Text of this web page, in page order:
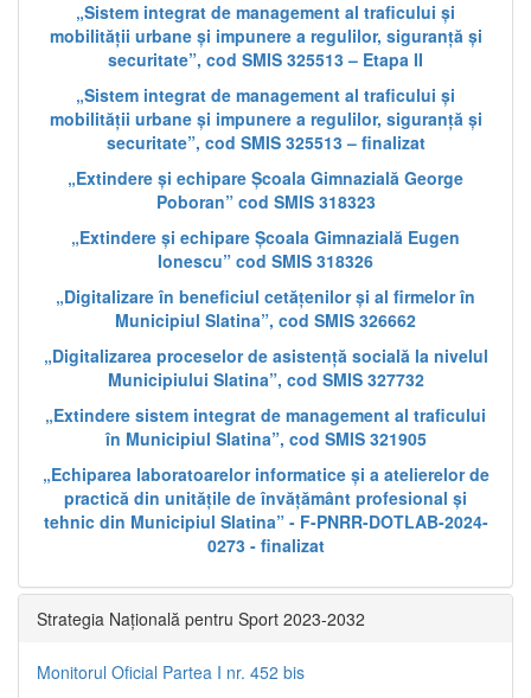
„Sistem integrat de management al traficului și
mobilității urbane și impunere a regulilor, siguranță și
securitate”, cod SMIS 325513 – Etapa II
„Sistem integrat de management al traficului și
mobilității urbane și impunere a regulilor, siguranță și
securitate”, cod SMIS 325513 – finalizat
„Extindere și echipare Școala Gimnazială George
Poboran” cod SMIS 318323
„Extindere și echipare Școala Gimnazială Eugen
Ionescu” cod SMIS 318326
„Digitalizare în beneficiul cetățenilor și al firmelor în
Municipiul Slatina”, cod SMIS 326662
„Digitalizarea proceselor de asistență socială la nivelul
Municipiului Slatina”, cod SMIS 327732
„Extindere sistem integrat de management al traficului
în Municipiul Slatina”, cod SMIS 321905
„Echiparea laboratoarelor informatice și a atelierelor de
practică din unitățile de învățământ profesional și
tehnic din Municipiul Slatina” - F-PNRR-DOTLAB-2024-
0273 - finalizat
Strategia Națională pentru Sport 2023-2032
Monitorul Oficial Partea I nr. 452 bis